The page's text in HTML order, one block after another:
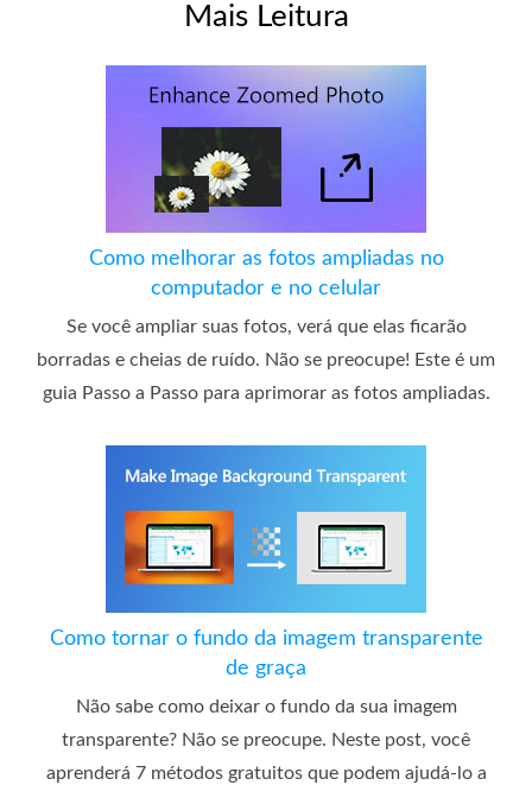
Mais Leitura
Como melhorar as fotos ampliadas no
computador e no celular
Se você ampliar suas fotos, verá que elas ficarão
borradas e cheias de ruído. Não se preocupe! Este é um
guia Passo a Passo para aprimorar as fotos ampliadas.
Como tornar o fundo da imagem transparente
de graça
Não sabe como deixar o fundo da sua imagem
transparente? Não se preocupe. Neste post, você
aprenderá 7 métodos gratuitos que podem ajudá-lo a